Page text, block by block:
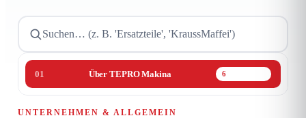
01 Über TEPRO Makina 6
UNTERNEHMEN & ALLGEMEIN